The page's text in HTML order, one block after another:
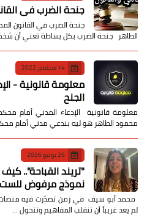
جنحة الضرب في
جنحة الضرب في القانون
الطاهر جنحة الضرب بكل بساطة تعني أن
14 سبتمبر 2022
معلومة قانونية -
الجنح
معلومة قانونية الإدعاء المدني أمام
محمود الطاهر هو ليه بندعي مدني أمام
25 يوليو 2026
​"تريند القباحة"..
نموذج مرفوض للست
محمد أبو سيف ​في زمن تصدّرت فيه منصات
لم يعد غريباً أن تنقلب المفاهيم وتتحول …